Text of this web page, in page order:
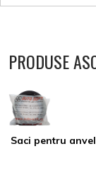
PRODUSE
Saci pentru